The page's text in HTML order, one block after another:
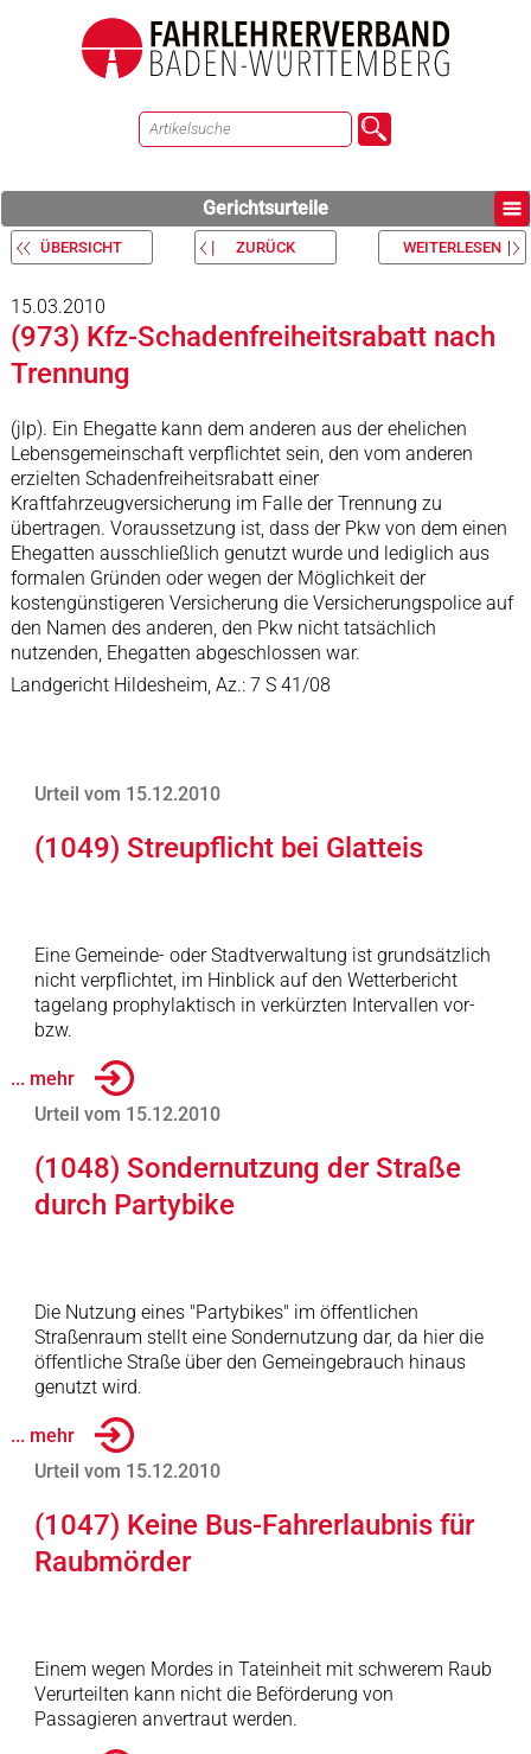
Gerichtsurteile
ÜBERSICHT ZURÜCK WEITERLESEN
15.03.2010
(973) Kfz-Schadenfreiheitsrabatt nach
Trennung
(jlp). Ein Ehegatte kann dem anderen aus der ehelichen
Lebensgemeinschaft verpflichtet sein, den vom anderen
erzielten Schadenfreiheitsrabatt einer
Kraftfahrzeugversicherung im Falle der Trennung zu
übertragen. Voraussetzung ist, dass der Pkw von dem einen
Ehegatten ausschließlich genutzt wurde und lediglich aus
formalen Gründen oder wegen der Möglichkeit der
kostengünstigeren Versicherung die Versicherungspolice auf
den Namen des anderen, den Pkw nicht tatsächlich
nutzenden, Ehegatten abgeschlossen war.
Landgericht Hildesheim, Az.: 7 S 41/08
Urteil vom 15.12.2010
(1049) Streupflicht bei Glatteis
Eine Gemeinde- oder Stadtverwaltung ist grundsätzlich
nicht verpflichtet, im Hinblick auf den Wetterbericht
tagelang prophylaktisch in verkürzten Intervallen vor-
bzw.
... mehr
Urteil vom 15.12.2010
(1048) Sondernutzung der Straße
durch Partybike
Die Nutzung eines "Partybikes" im öffentlichen
Straßenraum stellt eine Sondernutzung dar, da hier die
öffentliche Straße über den Gemeingebrauch hinaus
genutzt wird.
... mehr
Urteil vom 15.12.2010
(1047) Keine Bus-Fahrerlaubnis für
Raubmörder
Einem wegen Mordes in Tateinheit mit schwerem Raub
Verurteilten kann nicht die Beförderung von
Passagieren anvertraut werden.